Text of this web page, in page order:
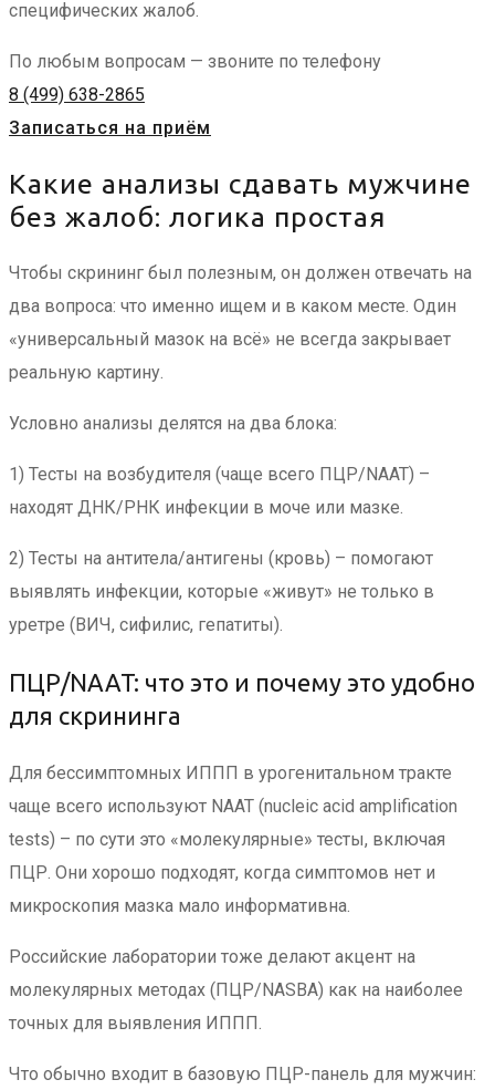
специфических жалоб.
По любым вопросам — звоните по телефону
8 (499) 638-2865
Записаться на приём
Какие анализы сдавать мужчине
без жалоб: логика простая
Чтобы скрининг был полезным, он должен отвечать на
два вопроса: что именно ищем и в каком месте. Один
«универсальный мазок на всё» не всегда закрывает
реальную картину.
Условно анализы делятся на два блока:
1) Тесты на возбудителя (чаще всего ПЦР/NAAT) –
находят ДНК/РНК инфекции в моче или мазке.
2) Тесты на антитела/антигены (кровь) – помогают
выявлять инфекции, которые «живут» не только в
уретре (ВИЧ, сифилис, гепатиты).
ПЦР/NAAT: что это и почему это удобно
для скрининга
Для бессимптомных ИППП в урогенитальном тракте
чаще всего используют NAAT (nucleic acid amplification
tests) – по сути это «молекулярные» тесты, включая
ПЦР. Они хорошо подходят, когда симптомов нет и
микроскопия мазка мало информативна.
Российские лаборатории тоже делают акцент на
молекулярных методах (ПЦР/NASBA) как на наиболее
точных для выявления ИППП.
Что обычно входит в базовую ПЦР-панель для мужчин: